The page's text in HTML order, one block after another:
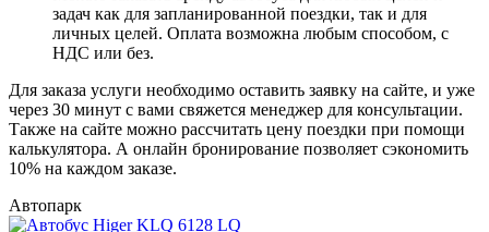
задач как для запланированной поездки, так и для
личных целей. Оплата возможна любым способом, с
НДС или без.
Для заказа услуги необходимо оставить заявку на сайте, и уже
через 30 минут с вами свяжется менеджер для консультации.
Также на сайте можно рассчитать цену поездки при помощи
калькулятора. А онлайн бронирование позволяет сэкономить
10% на каждом заказе.
Автопарк